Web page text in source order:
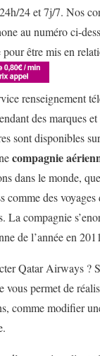
24 et 7j/7. Nos
au numéro ci-
être mis en
renseignement
des marques
sont disponibles
compagnie
dans le monde,
comme des
La compagnie
de l’année en
Qatar Airways ?
vous permet de
comme modifier